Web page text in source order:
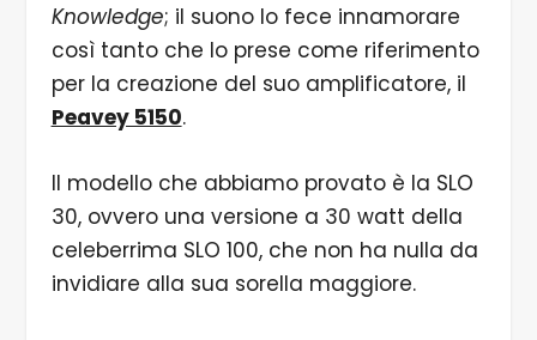
Knowledge; il suono lo fece innamorare
così tanto che lo prese come riferimento
per la creazione del suo amplificatore, il
Peavey 5150.
Il modello che abbiamo provato è la SLO
30, ovvero una versione a 30 watt della
celeberrima SLO 100, che non ha nulla da
invidiare alla sua sorella maggiore.